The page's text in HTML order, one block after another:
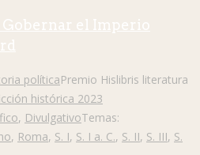
Gobernar el Imperio
políticaPremio Hislibris literatura
histórica 2023
, DivulgativoTemas:
, Roma, S. I, S. I a. C., S. II, S. III, S.